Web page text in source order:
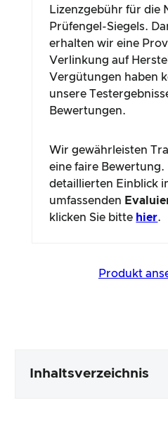
Lizenzgebühr für die
Prüfengel-Siegels.
erhalten wir eine
Verlinkung auf
Vergütungen haben
unsere
Bewertungen.
Wir gewährleisten
eine faire Bewertung.
detaillierten Einblick
umfassenden
klicken Sie bitte hier.
Produkt
Inhaltsverzeichnis